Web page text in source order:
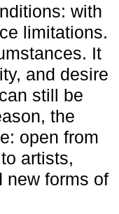
with
limitations.
It
and desire
still be
the
open from
artists,
new forms of